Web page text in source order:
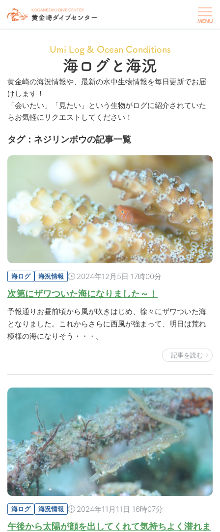
Umi Log & Ocean Conditions
海ログと海況
黄金崎の海況情報や、最新の水中生物情報を毎日更新でお届
けします！
「会いたい」「見たい」という生物がログに紹介されていた
らお気軽にリクエストしてください！
タグ：ネジリンボウの記事一覧
海ログ 海況情報 2024年12月5日 17時00分
次第にザワついた海になりました～！
予報通りお昼前頃から風が吹きはじめ、徐々にザワついた海
となりました。これからさらに西風が強まって、明日は荒れ
模様の海になりそう・・・。
記事を読む
海ログ 海況情報 2024年11月11日 16時07分
午後から太陽が顔を出してくれて気持ちよく潜れま